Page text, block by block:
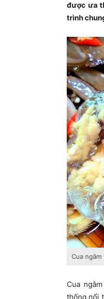
được ưa
trình
Cua
Cua
thống nổi